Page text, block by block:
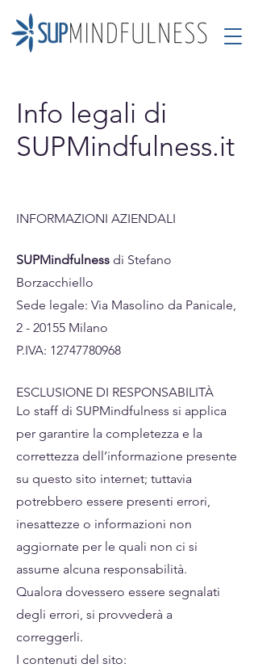
Info legali di
SUPMindfulness.it
INFORMAZIONI AZIENDALI
SUPMindfulness di Stefano
Borzacchiello
Sede legale: Via Masolino da Panicale,
2 - 20155 Milano
P.IVA: 12747780968
ESCLUSIONE DI RESPONSABILITÀ
Lo staff di SUPMindfulness si applica
per garantire la completezza e la
correttezza dell’informazione presente
su questo sito internet; tuttavia
potrebbero essere presenti errori,
inesattezze o informazioni non
aggiornate per le quali non ci si
assume alcuna responsabilità.
Qualora dovessero essere segnalati
degli errori, si provvederà a
correggerli.
I contenuti del sito: